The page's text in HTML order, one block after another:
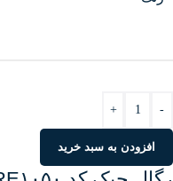
-
+
افزودن به سبد خرید